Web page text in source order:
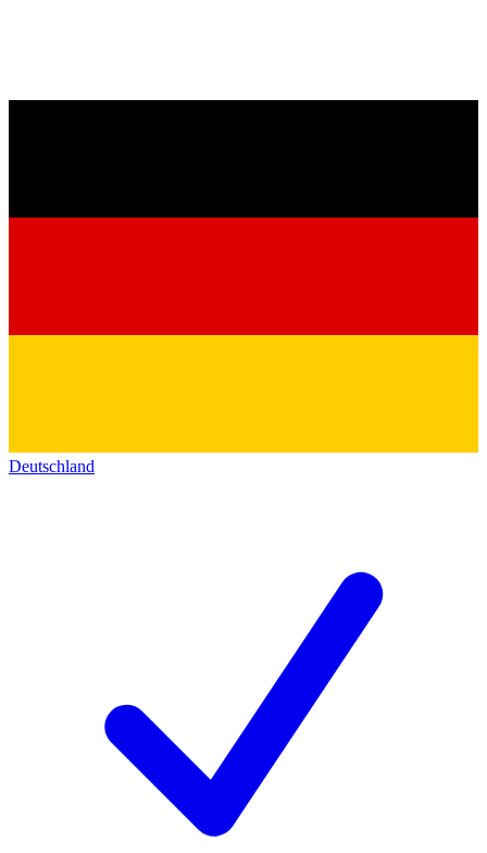
Deutschland